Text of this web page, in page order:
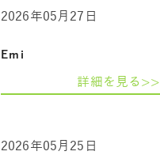
Emi
2026年05月27日
詳細を見る>>
2026年05月25日